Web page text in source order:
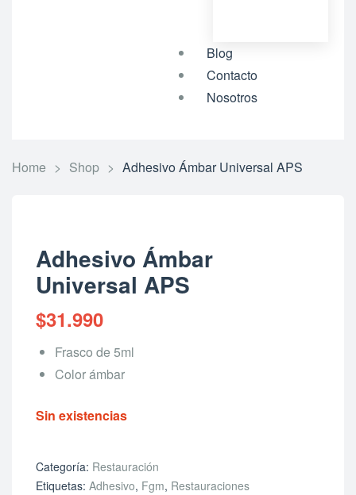
Blog
Contacto
Nosotros
Home > Shop > Adhesivo Ámbar Universal APS
Adhesivo Ámbar
Universal APS
$31.990
Frasco de 5ml
Color ámbar
Sin existencias
Categoría: Restauración
Etiquetas: Adhesivo, Fgm, Restauraciones